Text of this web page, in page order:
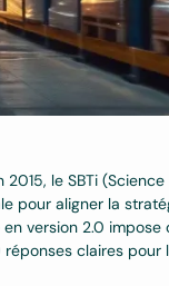
2015, le SBTi
pour aligner la
version 2.0
réponses claires pour